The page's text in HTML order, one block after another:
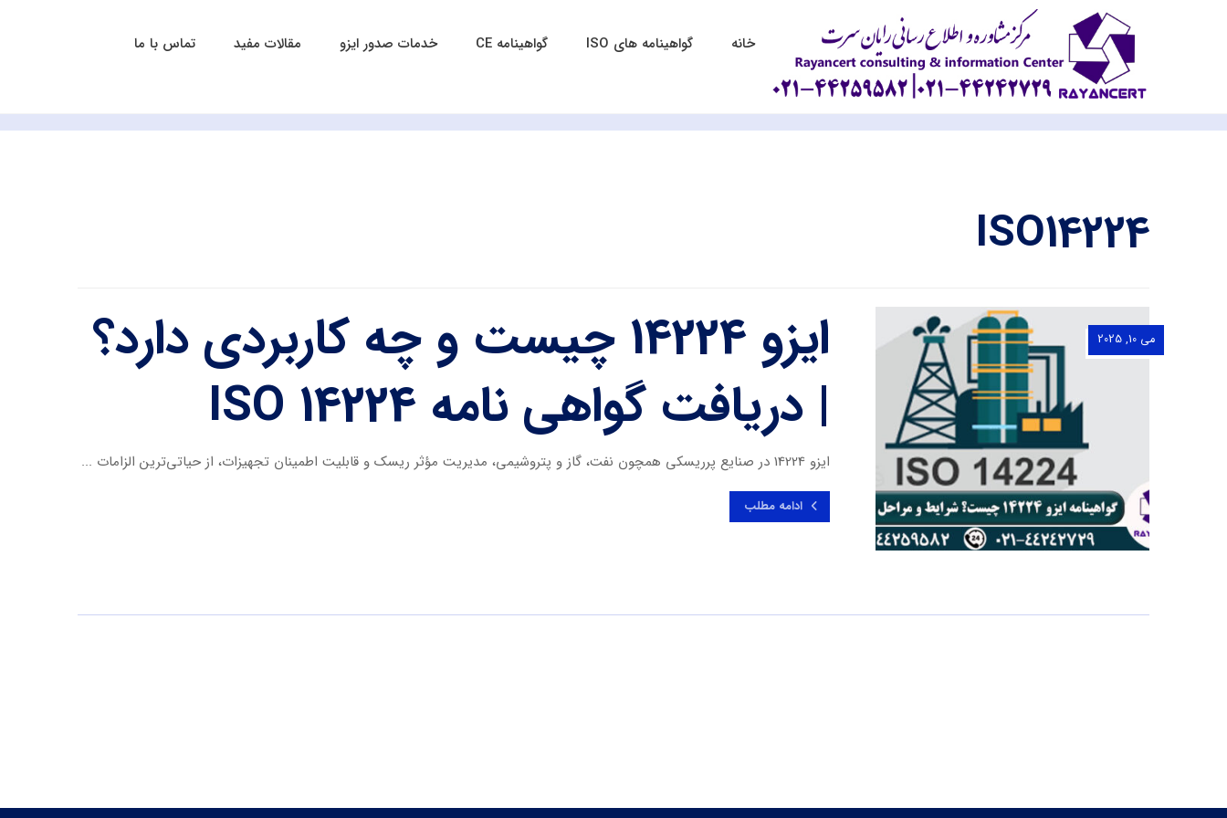
خانه گواهینامه های ISO گواهینامه CE خدمات صدور ایزو مقالات مفید تماس با ما
ISO14224
ایزو 14224 چیست و چه کاربردی دارد؟
| دریافت گواهی نامه ISO 14224
می 10, 2025
ایزو 14224 در صنایع پرریسکی همچون نفت، گاز و پتروشیمی، مدیریت مؤثر ریسک و قابلیت اطمینان تجهیزات، از حیاتی‌ترین الزامات ...
ادامه مطلب